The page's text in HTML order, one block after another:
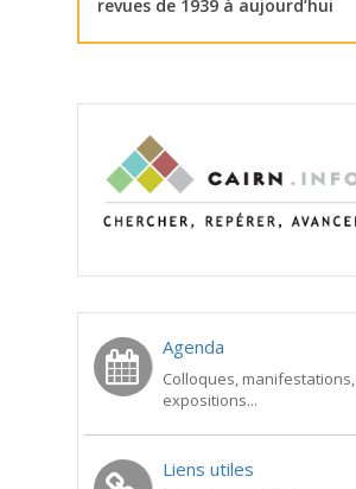
revues de 1939 à aujourd’hui
Agenda
Colloques, manifestations,
expositions...
Liens utiles